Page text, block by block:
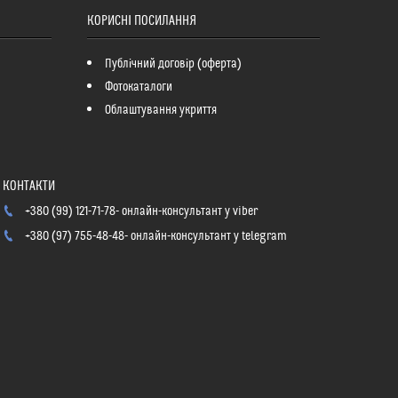
КОРИСНІ ПОСИЛАННЯ
Публічний договір (оферта)
Фотокаталоги
Облаштування укриття
+380 (99) 121-71-78 онлайн-консультант у viber
+380 (97) 755-48-48 онлайн-консультант у telegram